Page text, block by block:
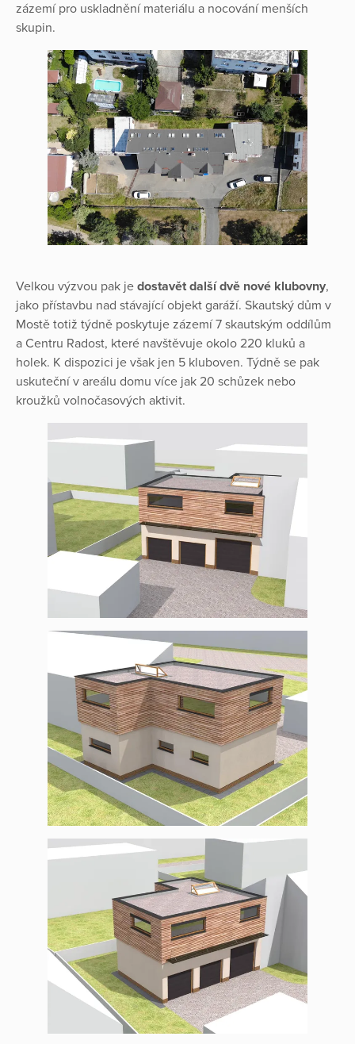
zázemí pro uskladnění materiálu a nocování menších
skupin.
Velkou výzvou pak je dostavět další dvě nové klubovny,
jako přístavbu nad stávající objekt garáží. Skautský dům v
Mostě totiž týdně poskytuje zázemí 7 skautským oddílům
a Centru Radost, které navštěvuje okolo 220 kluků a
holek. K dispozici je však jen 5 kluboven. Týdně se pak
uskuteční v areálu domu více jak 20 schůzek nebo
kroužků volnočasových aktivit.